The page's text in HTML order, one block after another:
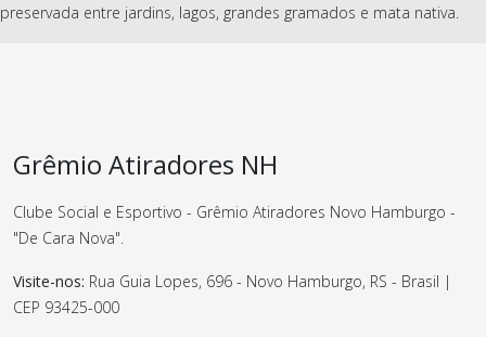
preservada entre jardins, lagos, grandes gramados e mata nativa.
Grêmio Atiradores NH
Clube Social e Esportivo - Grêmio Atiradores Novo Hamburgo -
"De Cara Nova".
Visite-nos: Rua Guia Lopes, 696 - Novo Hamburgo, RS - Brasil |
CEP 93425-000